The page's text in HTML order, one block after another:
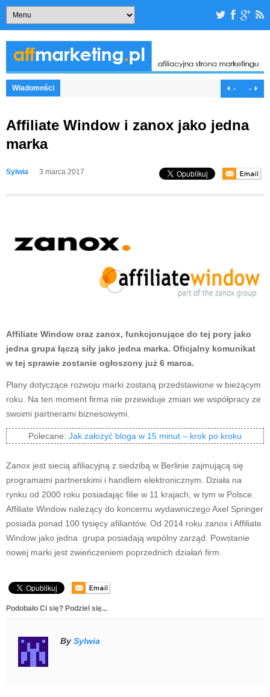
Wiadomości - -
Affiliate Window i zanox jako jedna
marka
Sylwia 3 marca 2017
Affiliate Window oraz zanox, funkcjonujące do tej pory jako
jedna grupa łączą siły jako jedna marka. Oficjalny komunikat
w tej sprawie zostanie ogłoszony już 6 marca.
Plany dotyczące rozwoju marki zostaną przedstawione w bieżącym
roku. Na ten moment firma nie przewiduje zmian we współpracy ze
swoimi partnerami biznesowymi.
Polecane: Jak założyć bloga w 15 minut – krok po kroku
Zanox jest siecią afiliacyjną z siedzibą w Berlinie zajmującą się
programami partnerskimi i handlem elektronicznym. Działa na
rynku od 2000 roku posiadając filie w 11 krajach, w tym w Polsce.
Affiliate Window należący do koncernu wydawniczego Axel Springer
posiada ponad 100 tysięcy afiliantów. Od 2014 roku zanox i Affiliate
Window jako jedna grupa posiadają wspólny zarząd. Powstanie
nowej marki jest zwieńczeniem poprzednich działań firm.
Podobało Ci się? Podziel się...
By Sylwia